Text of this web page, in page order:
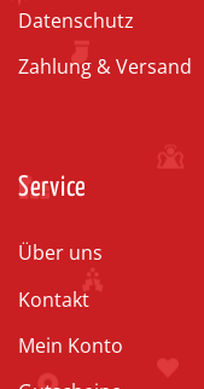
Datenschutz
Zahlung & Versand
Service
Über uns
Kontakt
Mein Konto